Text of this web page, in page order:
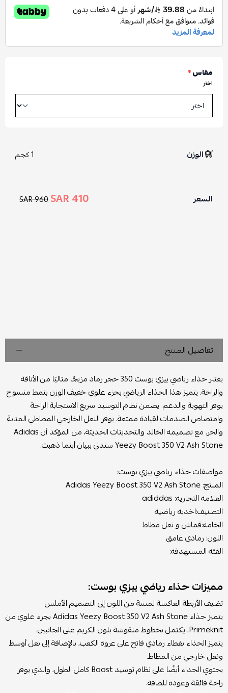
مقاس*
اختر
الوزن 1 كجم
السعر 410 SAR
960 SAR
تفاصيل المنتج
يعتبر حذاء رياضي ييزي بوست 350 حجر رماد مزيجًا مثاليًا من الأناقة
والراحة. يتميز هذا الحذاء الرياضي بجزء علوي خفيف الوزن بنمط منسوج
يوفر التهوية والدعم. يضمن نظام التوسيد سريع الاستجابة الراحة
وامتصاص الصدمات لقيادة ممتعة. يوفر النعل الخارجي المطاطي المتانة
والجر. مع تصميمه الخالد والتحديثات الحديثة، من المؤكد أن Adidas
Yeezy Boost 350 V2 Ash Stone ستدلي ببيان أينما ذهبت.
مواصفات حذاء رياضي ييزي بوست:
المنتج: Adidas Yeezy Boost 350 V2 Ash Stone
العلامه التجاريه: adiddas
التصنيف:اخذيه رياضيه
الخامه:قماش و نعل مطاط
اللون: رمادى غامق
الفئه المستهدفه:
مميزات حذاء رياضي ييزي بوست:
تضيف الأربطة العاكسة لمسة من اللون إلى التصميم الأملس
يتميز حذاء Adidas Yeezy Boost 350 V2 Ash Stone بجزء علوي من
Primeknit، يكتمل بخطوط منقوشة بلون الكريم على الجانبين.
يتميز الحذاء بغطاء رمادي فاتح على عروة الكعب، بالإضافة إلى نعل أوسط
ونعل خارجي من المطاط.
يحتوي الحذاء أيضًا على نظام توسيد Boost كامل الطول، والذي يوفر
راحة فائقة وعودة للطاقة.